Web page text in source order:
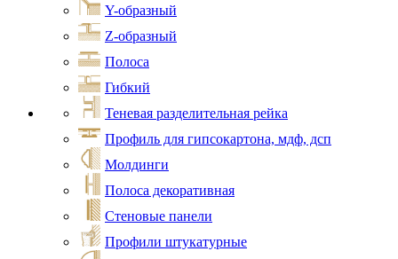
Y-образный
Z-образный
Полоса
Гибкий
Теневая разделительная рейка
Профиль для гипсокартона, мдф, дсп
Молдинги
Полоса декоративная
Стеновые панели
Профили штукатурные